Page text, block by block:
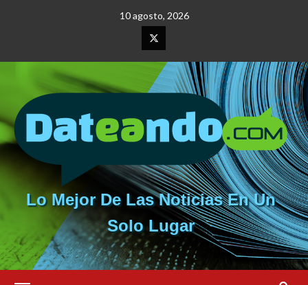
10 agosto, 2026
Elemento
del
menú
Lo Mejor De Las Noticias En Un
Solo Lugar